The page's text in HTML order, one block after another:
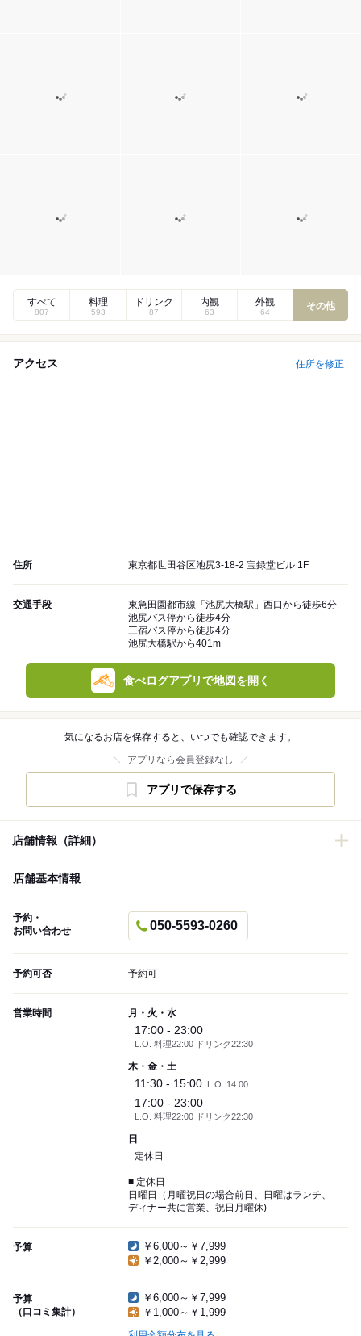
すべて
807
料理
593
ドリンク
87
内観
63
外観
64
その他
アクセス 住所を修正
住所 東京都世田谷区池尻3-18-2 宝録堂ビル 1F
交通手段
東急田園都市線「池尻大橋駅」西口から徒歩6分
池尻バス停から徒歩4分
三宿バス停から徒歩4分
池尻大橋駅から401m
食べログアプリで地図を開く
気になるお店を保存すると、いつでも確認できます。
アプリなら会員登録なし
アプリで保存する
店舗情報（詳細）
店舗基本情報
予約・
お問い合わせ
050-5593-0260
予約可否 予約可
営業時間 月・火・水
17:00 - 23:00
L.O. 料理22:00 ドリンク22:30
木・金・土
11:30 - 15:00 L.O. 14:00
17:00 - 23:00
L.O. 料理22:00 ドリンク22:30
日
定休日
■ 定休日
日曜日（月曜祝日の場合前日、日曜はランチ、
ディナー共に営業、祝日月曜休)
予算
￥6,000～￥7,999
￥2,000～￥2,999
予算
（口コミ集計）
￥6,000～￥7,999
￥1,000～￥1,999